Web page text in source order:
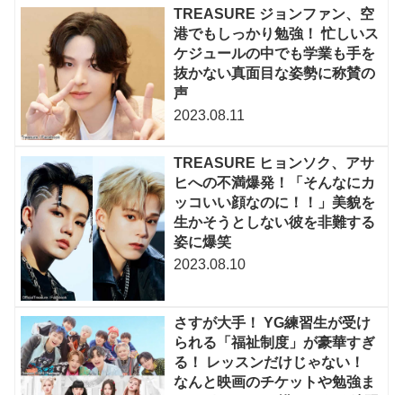
TREASURE ジョンファン、空
港でもしっかり勉強！ 忙しいス
ケジュールの中でも学業も手を
抜かない真面目な姿勢に称賛の
声
2023.08.11
TREASURE ヒョンソク、アサ
ヒへの不満爆発！「そんなにカ
ッコいい顔なのに！！」美貌を
生かそうとしない彼を非難する
姿に爆笑
2023.08.10
さすが大手！ YG練習生が受け
られる「福祉制度」が豪華すぎ
る！ レッスンだけじゃない！
なんと映画のチケットや勉強ま